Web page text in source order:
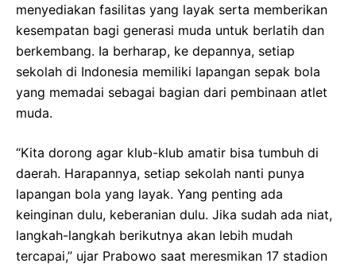
menyediakan fasilitas yang layak serta memberikan
kesempatan bagi generasi muda untuk berlatih dan
berkembang. Ia berharap, ke depannya, setiap
sekolah di Indonesia memiliki lapangan sepak bola
yang memadai sebagai bagian dari pembinaan atlet
muda.
“Kita dorong agar klub-klub amatir bisa tumbuh di
daerah. Harapannya, setiap sekolah nanti punya
lapangan bola yang layak. Yang penting ada
keinginan dulu, keberanian dulu. Jika sudah ada niat,
langkah-langkah berikutnya akan lebih mudah
tercapai,” ujar Prabowo saat meresmikan 17 stadion